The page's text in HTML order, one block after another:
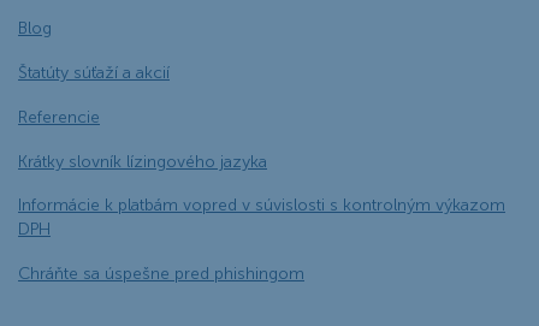
Blog
Štatúty súťaží a akcií
Referencie
Krátky slovník lízingového jazyka
Informácie k platbám vopred v súvislosti s kontrolným výkazom
DPH
Chráňte sa úspešne pred phishingom